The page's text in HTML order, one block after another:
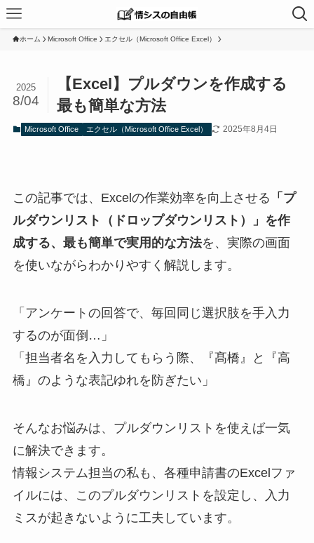
ホーム Microsoft Office エクセル（Microsoft Office Excel）
【Excel】プルダウンを作成する
最も簡単な方法
2025
8/04
Microsoft Office エクセル（Microsoft Office Excel） 2025年8月4日
この記事では、Excelの作業効率を向上させる 「プ
ルダウンリスト（ドロップダウンリスト）」を作
成する、最も簡単で実用的な方法を、実際の画面
を使いながらわかりやすく解説します。
「アンケートの回答で、毎回同じ選択肢を手入力
するのが面倒…」
「担当者名を入力してもらう際、『髙橋』と『高
橋』のような表記ゆれを防ぎたい」
そんなお悩みは、プルダウンリストを使えば一気
に解決できます。
情報システム担当の私も、各種申請書のExcelファ
イルには、このプルダウンリストを設定し、入力
ミスが起きないように工夫しています。